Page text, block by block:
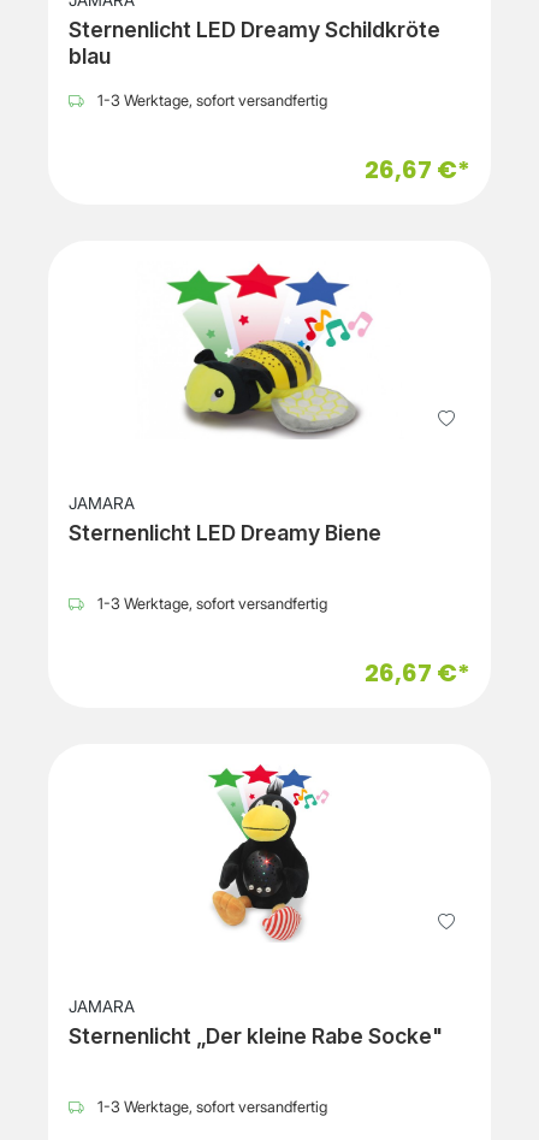
Sternenlicht LED Dreamy Schildkröte
blau
1-3 Werktage, sofort versandfertig
26,67 €*
JAMARA
Sternenlicht LED Dreamy Biene
1-3 Werktage, sofort versandfertig
26,67 €*
JAMARA
Sternenlicht „Der kleine Rabe Socke"
1-3 Werktage, sofort versandfertig